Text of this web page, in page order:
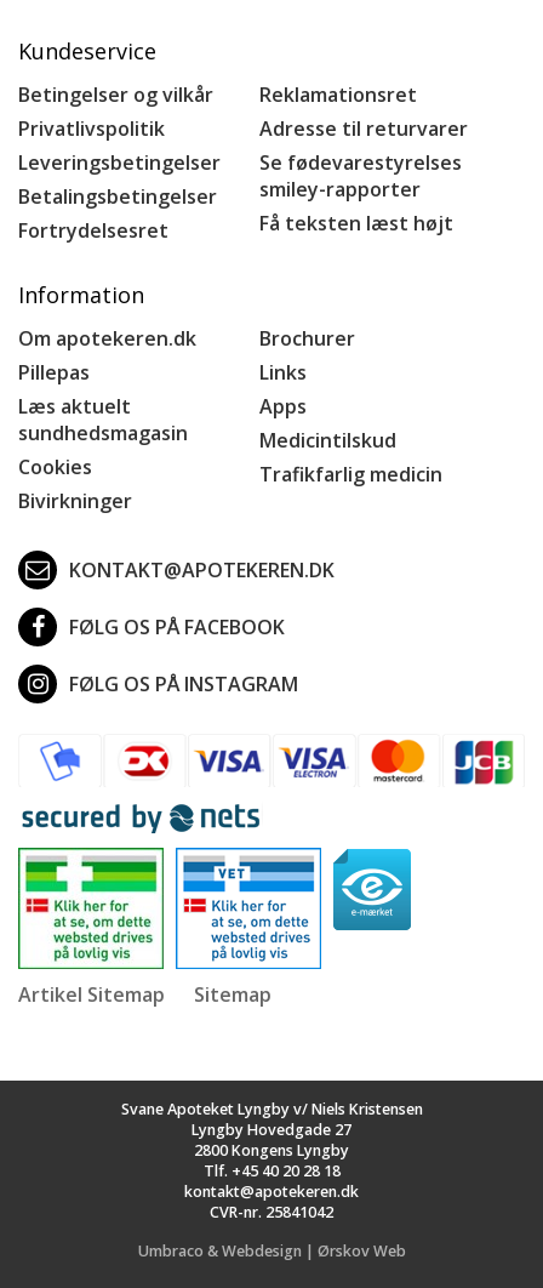
Kundeservice
Betingelser og vilkår
Privatlivspolitik
Leveringsbetingelser
Betalingsbetingelser
Fortrydelsesret
Reklamationsret
Adresse til returvarer
Se fødevarestyrelses
smiley-rapporter
Få teksten læst højt
Information
Om apotekeren.dk
Pillepas
Læs aktuelt
sundhedsmagasin
Cookies
Bivirkninger
Brochurer
Links
Apps
Medicintilskud
Trafikfarlig medicin
KONTAKT@APOTEKEREN.DK
FØLG OS PÅ FACEBOOK
FØLG OS PÅ INSTAGRAM
Artikel Sitemap Sitemap
Svane Apoteket Lyngby v/ Niels Kristensen
Lyngby Hovedgade 27
2800 Kongens Lyngby
Tlf. +45 40 20 28 18
kontakt@apotekeren.dk
CVR-nr. 25841042
Umbraco & Webdesign | Ørskov Web